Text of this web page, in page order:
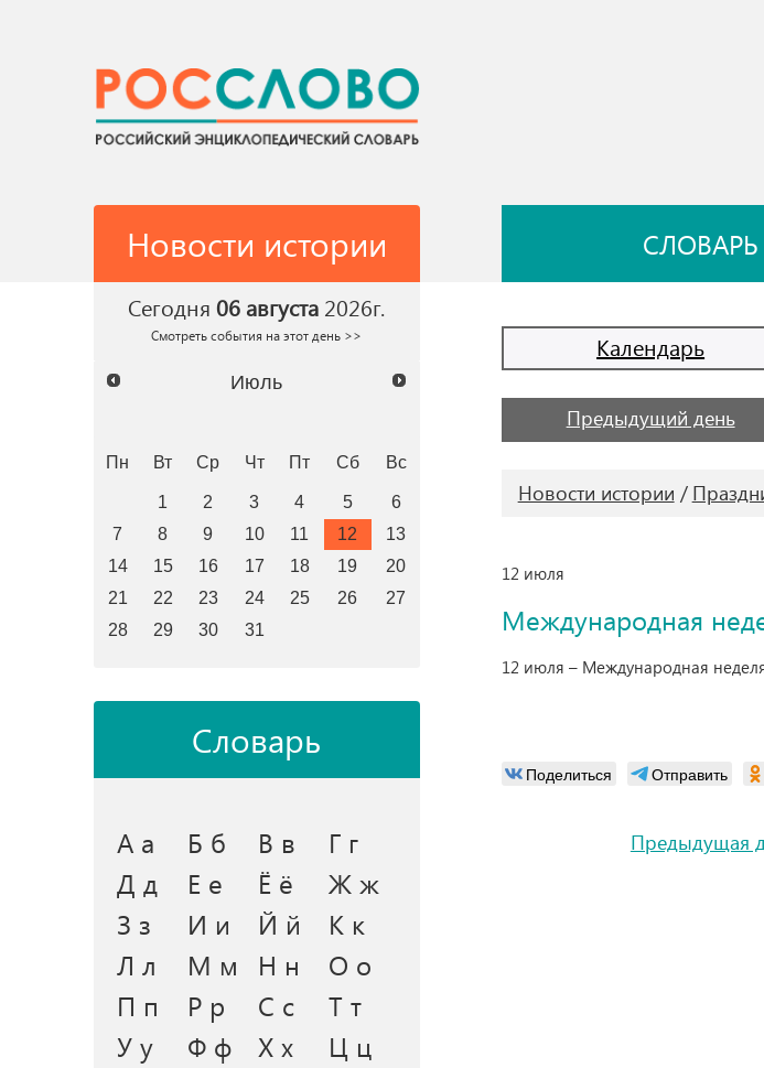
Новости истории СЛОВАРЬ
Сегодня 06 августа 2026г.
Смотреть события на этот день >>
Июль
Пн Вт Ср Чт Пт Сб Вс
1 2 3 4 5
6
7
8 9 10 11 12
13
14
15 16 17 18 19
20
21
22 23 24 25 26
27
28
29 30 31
Словарь
А а Б б В в
Г г
Д д
Е е Ё ё
Ж ж
З з
И и Й й
К к
Л л
М м Н н
О о
П п
Р р С с
Т т
У у
Ф ф Х х
Ц ц
Календарь
Предыдущий день
Новости истории
12 июля
Международная
12 июля – Международная
Поделиться Отправить
Предыдущая